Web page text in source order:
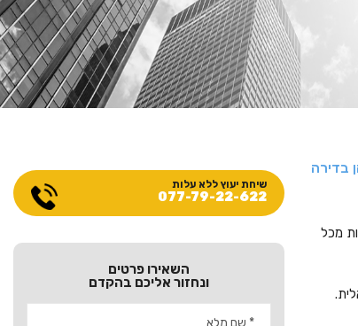
בדירה
מכל
שיחת יעוץ ללא עלות
077-79-22-622
השאירו פרטים
ונחזור אליכם בהקדם